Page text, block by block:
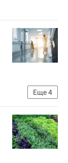
Еще4